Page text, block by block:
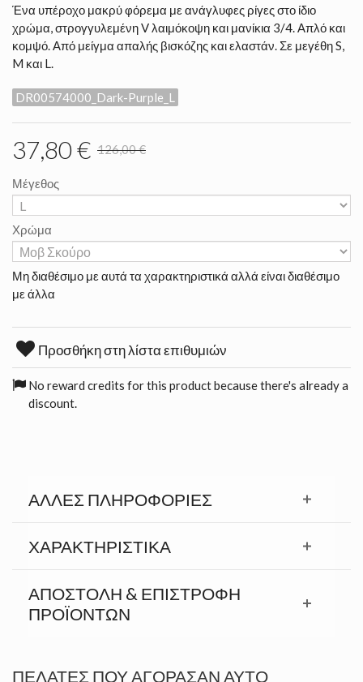
Ένα υπέροχο μακρύ φόρεμα με ανάγλυφες ρίγες στο ίδιο
χρώμα, στρογγυλεμένη V λαιμόκοψη και μανίκια 3/4. Απλό και
κομψό. Από μείγμα απαλής βισκόζης και ελαστάν. Σε μεγέθη S,
M και L.
DR00574000_Dark-Purple_L
37,80 € 126,00 €
Μέγεθος
Χρώμα
Μη διαθέσιμο με αυτά τα χαρακτηριστικά αλλά είναι διαθέσιμο
με άλλα
Προσθήκη στη λίστα επιθυμιών
No reward credits for this product because there's already a
discount.
ΆΛΛΕΣ ΠΛΗΡΟΦΟΡΊΕΣ
ΧΑΡΑΚΤΗΡΙΣΤΙΚΆ
ΑΠΟΣΤΟΛΉ & ΕΠΙΣΤΡΟΦΉ
ΠΡΟΪΟΝΤΩΝ
ΠΕΛΆΤΕΣ ΠΟΥ ΑΓΌΡΑΣΑΝ ΑΥΤΌ